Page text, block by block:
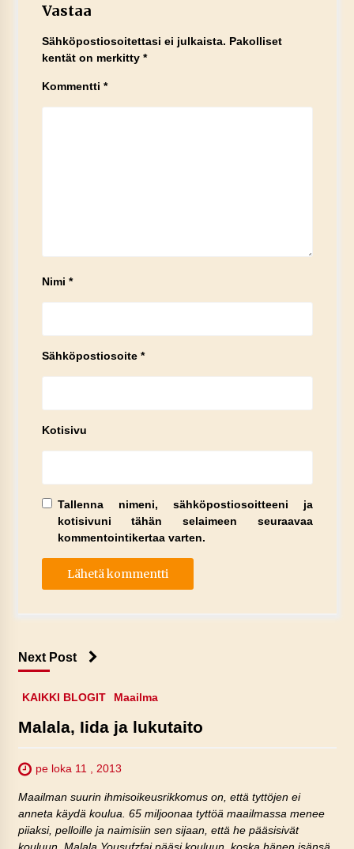
Vastaa
Sähköpostiosoitettasi ei julkaista. Pakolliset
kentät on merkitty *
Kommentti *
Nimi *
Sähköpostiosoite *
Kotisivu
Tallenna nimeni, sähköpostiosoitteeni ja
kotisivuni tähän selaimeen seuraavaa
kommentointikertaa varten.
Next Post
KAIKKI BLOGIT Maailma
Malala, Iida ja lukutaito
pe loka 11 , 2013
Maailman suurin ihmisoikeusrikkomus on, että tyttöjen ei
anneta käydä koulua. 65 miljoonaa tyttöä maailmassa menee
piiaksi, pelloille ja naimisiin sen sijaan, että he pääsisivät